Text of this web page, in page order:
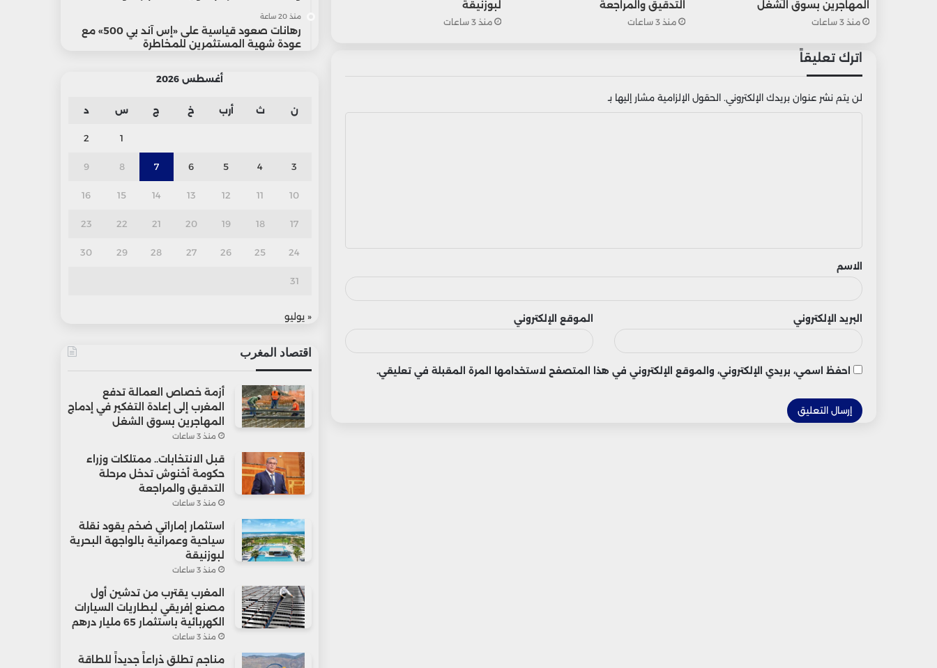
المهاجرين بسوق الشغل
منذ 3 ساعات
التدقيق والمراجعة
منذ 3 ساعات
لبوزنيقة
منذ 3 ساعات
اترك تعليقاً
لن يتم نشر عنوان بريدك الإلكتروني. الحقول الإلزامية مشار إليها بـ
ق
الاسم
البريد الإلكتروني الموقع الإلكتروني
احفظ اسمي، بريدي الإلكتروني، والموقع الإلكتروني في هذا المتصفح لاستخدامها المرة المقبلة في تعليقي.
منذ 20 ساعة
رهانات صعود قياسية على «إس آند بي 500» مع
عودة شهية المستثمرين للمخاطرة
أغسطس 2026
ن ث أرب خ ج س د
1
2
3
4
5
6
7
8
9
10
11
12
13
14
15
16
17
18
19
20
21
22
23
24
25
26
27
28
29
30
31
« يوليو
اقتصاد المغرب
أزمة خصاص العمالة تدفع
المغرب إلى إعادة التفكير في إدماج
المهاجرين بسوق الشغل
منذ 3 ساعات
قبل الانتخابات.. ممتلكات وزراء
حكومة أخنوش تدخل مرحلة
التدقيق والمراجعة
منذ 3 ساعات
استثمار إماراتي ضخم يقود نقلة
سياحية وعمرانية بالواجهة البحرية
لبوزنيقة
منذ 3 ساعات
المغرب يقترب من تدشين أول
مصنع إفريقي لبطاريات السيارات
الكهربائية باستثمار 65 مليار درهم
منذ 3 ساعات
مناجم تطلق ذراعاً جديداً للطاقة